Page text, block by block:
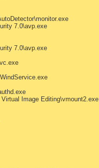
7.0\avp.exe
7.0\avp.exe
Image Editing\vmount2.exe